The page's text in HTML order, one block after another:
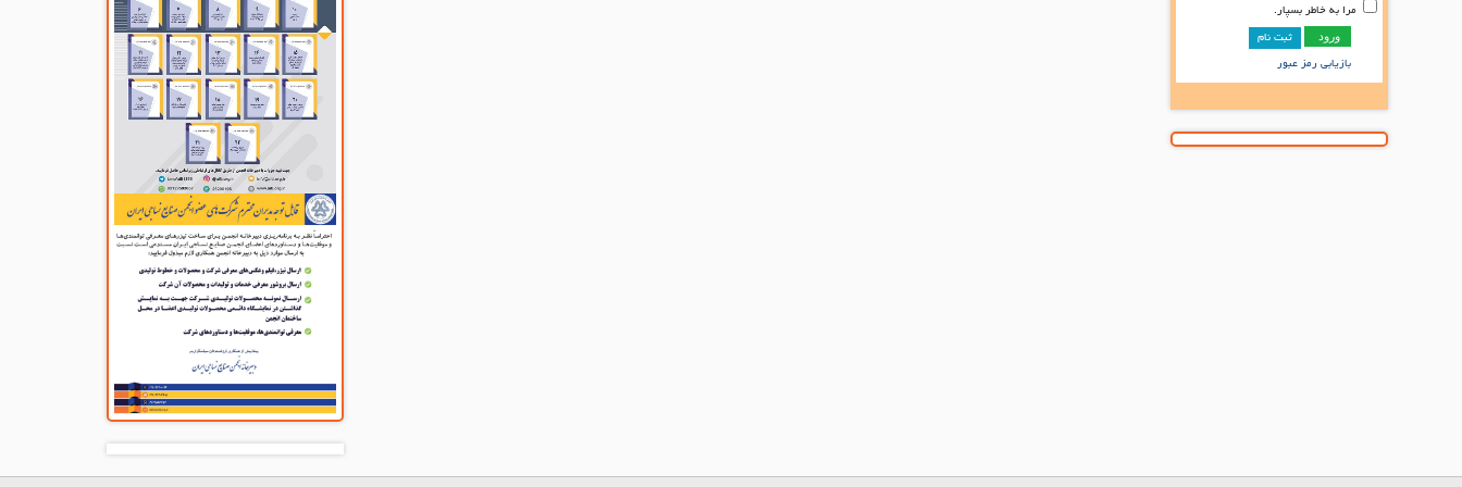
مرا به خاطر بسپار.
ثبت نام
بازیابی رمز عبور